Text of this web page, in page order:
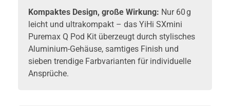
Kompaktes Design, große Wirkung: Nur 60 g
leicht und ultrakompakt – das YiHi SXmini
Puremax Q Pod Kit überzeugt durch stylisches
Aluminium-Gehäuse, samtiges Finish und
sieben trendige Farbvarianten für individuelle
Ansprüche.